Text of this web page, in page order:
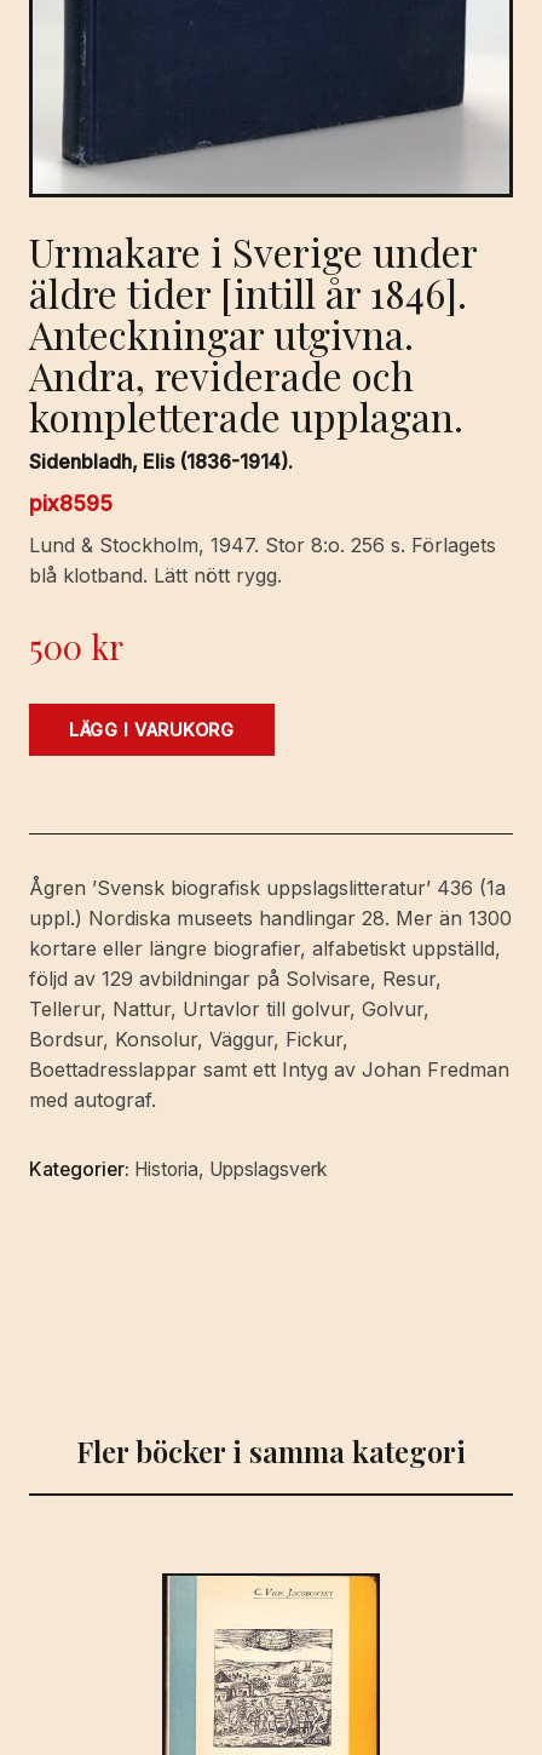
Urmakare i Sverige under
äldre tider [intill år 1846].
Anteckningar utgivna.
Andra, reviderade och
kompletterade upplagan.
Sidenbladh, Elis (1836-1914).
pix8595
Lund & Stockholm, 1947. Stor 8:o. 256 s. Förlagets
blå klotband. Lätt nött rygg.
500 kr
Urmakare
äldre
[intill
år
1846].
Anteckningar
utgivna.
Andra,
reviderade
och
upplagan.
LÄGG I VARUKORG
Ågren ’Svensk biografisk uppslagslitteratur’ 436 (1a
uppl.) Nordiska museets handlingar 28. Mer än 1300
kortare eller längre biografier, alfabetiskt uppställd,
följd av 129 avbildningar på Solvisare, Resur,
Tellerur, Nattur, Urtavlor till golvur, Golvur,
Bordsur, Konsolur, Väggur, Fickur,
Boettadresslappar samt ett Intyg av Johan Fredman
med autograf.
Kategorier: Historia, Uppslagsverk
Fler böcker i samma kategori